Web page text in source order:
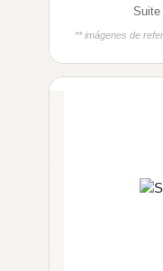
Suite
** imágenes de